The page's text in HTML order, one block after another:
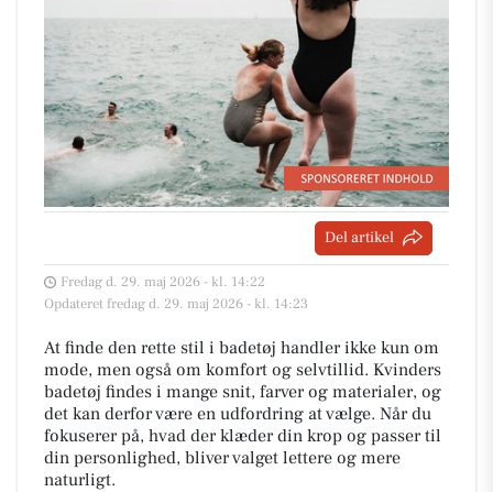
Del artikel
Fredag d. 29. maj 2026 - kl. 14:22
Opdateret fredag d. 29. maj 2026 - kl. 14:23
At finde den rette stil i badetøj handler ikke kun om
mode, men også om komfort og selvtillid. Kvinders
badetøj findes i mange snit, farver og materialer, og
det kan derfor være en udfordring at vælge. Når du
fokuserer på, hvad der klæder din krop og passer til
din personlighed, bliver valget lettere og mere
naturligt.